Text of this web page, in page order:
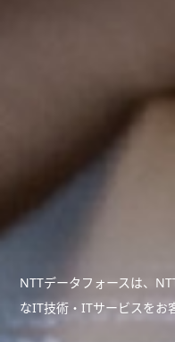
NTTデータフォースは、
なIT技術・ITサービスをお